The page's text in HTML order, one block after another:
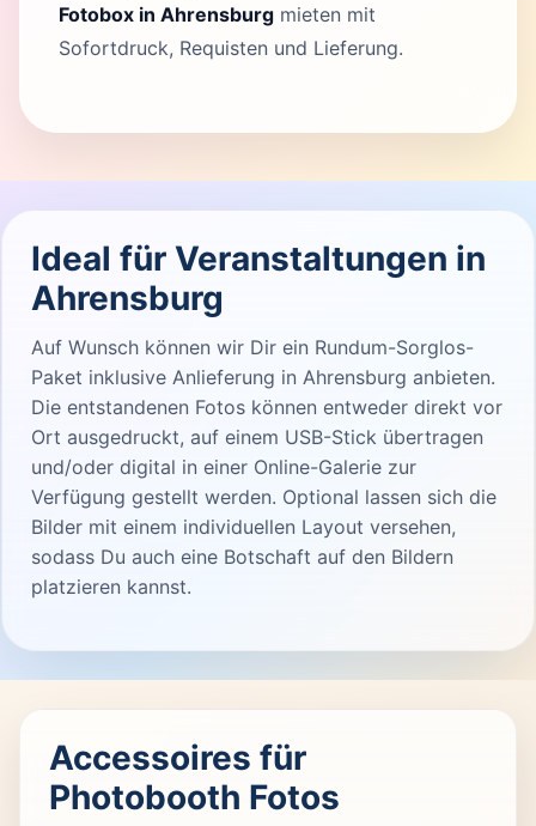
Fotobox in Ahrensburg mieten mit
Sofortdruck, Requisten und Lieferung.
Ideal für Veranstaltungen in
Ahrensburg
Auf Wunsch können wir Dir ein Rundum-Sorglos-
Paket inklusive Anlieferung in Ahrensburg anbieten.
Die entstandenen Fotos können entweder direkt vor
Ort ausgedruckt, auf einem USB-Stick übertragen
und/oder digital in einer Online-Galerie zur
Verfügung gestellt werden. Optional lassen sich die
Bilder mit einem individuellen Layout versehen,
sodass Du auch eine Botschaft auf den Bildern
platzieren kannst.
Accessoires für
Photobooth Fotos